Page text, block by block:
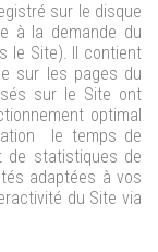
sur le disque
à la demande du
le Site). Il contient
sur les pages du
sur le Site ont
optimal
le temps de
de statistiques de
adaptées à vos
du Site via